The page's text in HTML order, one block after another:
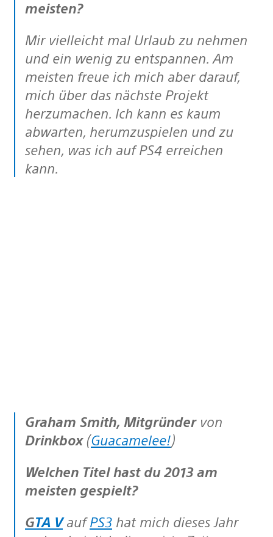
meisten?
Mir vielleicht mal Urlaub zu nehmen
und ein wenig zu entspannen. Am
meisten freue ich mich aber darauf,
mich über das nächste Projekt
herzumachen. Ich kann es kaum
abwarten, herumzuspielen und zu
sehen, was ich auf PS4 erreichen
kann.
Graham Smith, Mitgründervon
Drinkbox(Guacamelee!)
Welchen Titel hast du 2013 am
meisten gespielt?
GTA VaufPS3 hat mich dieses Jahr